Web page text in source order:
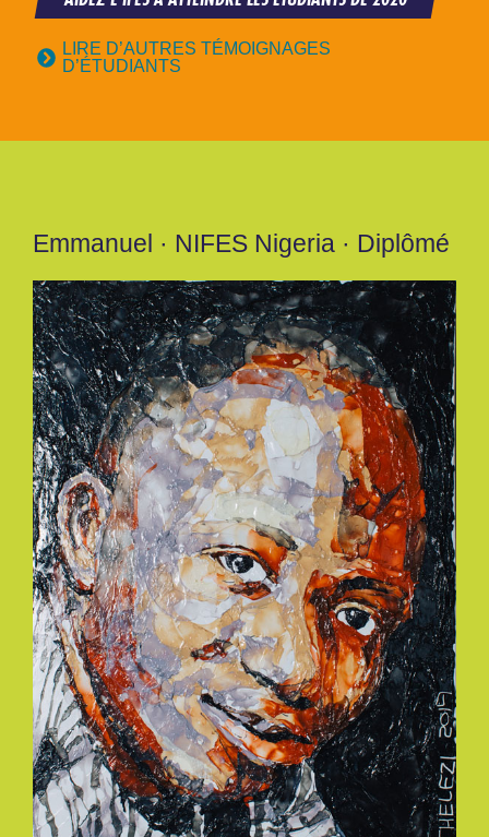
LIRE D’AUTRES TÉMOIGNAGES
D’ÉTUDIANTS
Emmanuel · NIFES Nigeria · Diplômé